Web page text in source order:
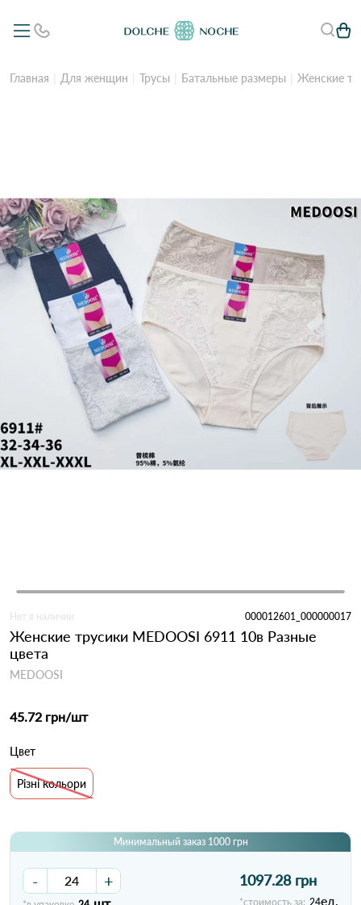
Главная Для женщин Трусы Батальные размеры Женские
Нет в наличии 000012601_000000017
Женские трусики MEDOOSI 6911 10в Разные
цвета
MEDOOSI
45.72 грн/шт
Цвет
Різні кольори
Минимальный заказ 1000 грн
- + 1097.28 грн
*стоимость за: 24ед.